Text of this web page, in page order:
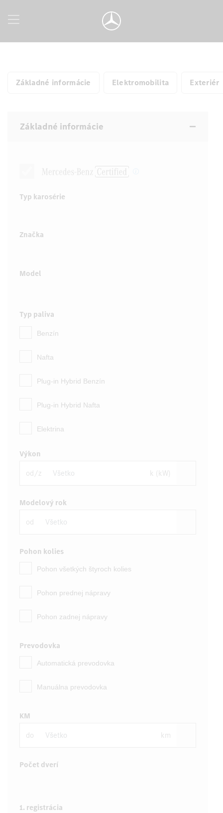
Základné informácie Elektromobilita Exteriér
Základné informácie
Typ karosérie
Značka
Model
Typ paliva
Benzín
Nafta
Plug-in Hybrid Benzín
Plug-in Hybrid Nafta
Elektrina
Výkon
od/z k (kW)
Modelový rok
od
Pohon kolies
Pohon všetkých štyroch kolies
Pohon prednej nápravy
Pohon zadnej nápravy
Prevodovka
Automatická prevodovka
Manuálna prevodovka
KM
do km
Počet dverí
1. registrácia